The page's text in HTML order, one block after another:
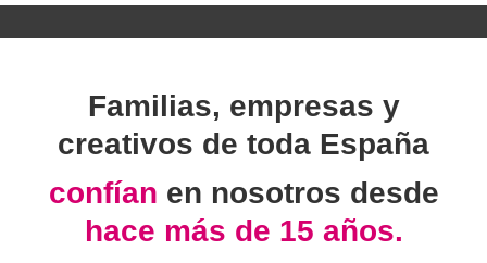
Familias, empresas y
creativos de toda España
confían en nosotros desde
hace más de 15 años.